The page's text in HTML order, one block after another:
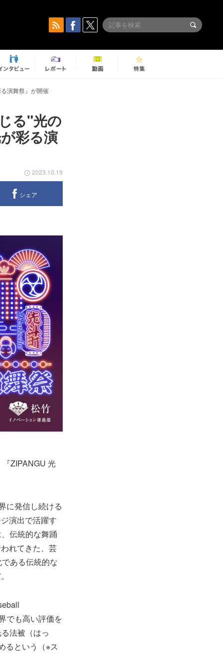
演舞祭』が開催
る"光の
彩る演
2023.10.19
シェア
ZIPANGU 光
に発信し続ける
演出で活躍す
伝統的な舞踊
れてきた、芸
ある伝統的な
でも高い評価を
法被（はっ
るという（※ス